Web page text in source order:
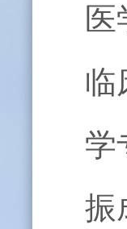
临
学
振